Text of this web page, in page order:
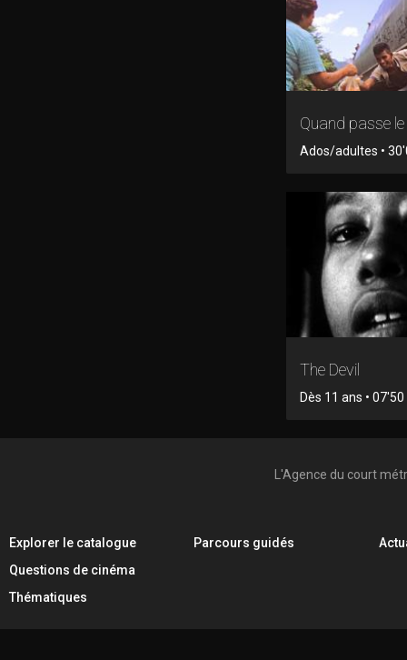
Quand passe
Ados/adultes •
The Devil
Dès 11 ans •
L'Agence du court
Explorer le catalogue
Questions de cinéma
Thématiques
Parcours guidés